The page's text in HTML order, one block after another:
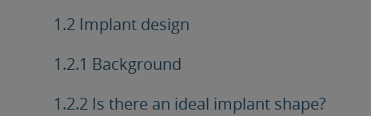
1.2 Implant design
1.2.1 Background
1.2.2 Is there an ideal implant shape?